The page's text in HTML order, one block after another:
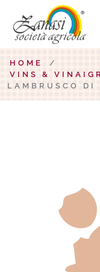
HOME
/
VINS &
LAMBRUSCO DI